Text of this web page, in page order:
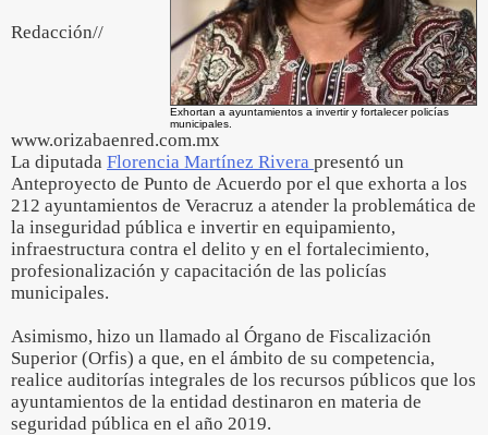
Exhortan a ayuntamientos a invertir y fortalecer policías
municipales.
Redacción//
www.orizabaenred.com.mx
La diputada Florencia Martínez Rivera presentó un
Anteproyecto de Punto de Acuerdo por el que exhorta a los
212 ayuntamientos de Veracruz a atender la problemática de
la inseguridad pública e invertir en equipamiento,
infraestructura contra el delito y en el fortalecimiento,
profesionalización y capacitación de las policías
municipales.
Asimismo, hizo un llamado al Órgano de Fiscalización
Superior (Orfis) a que, en el ámbito de su competencia,
realice auditorías integrales de los recursos públicos que los
ayuntamientos de la entidad destinaron en materia de
seguridad pública en el año 2019.